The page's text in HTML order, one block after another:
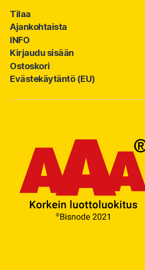
Tilaa
Ajankohtaista
INFO
Kirjaudu sisään
Ostoskori
Evästekäytäntö (EU)